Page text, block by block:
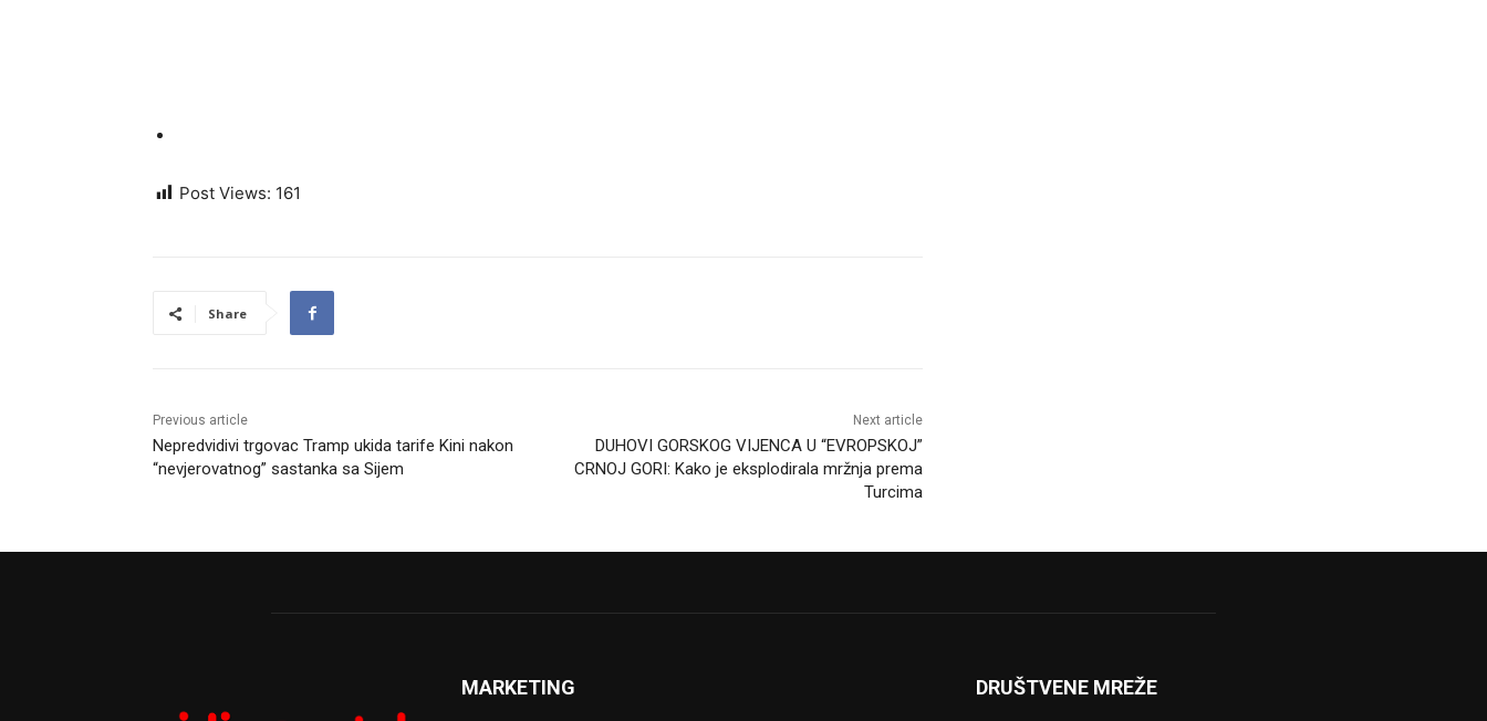
Post Views: 161
Share
Previous article
Nepredvidivi trgovac Tramp ukida tarife Kini nakon
“nevjerovatnog” sastanka sa Sijem
Next article
DUHOVI GORSKOG VIJENCA U “EVROPSKOJ”
CRNOJ GORI: Kako je eksplodirala mržnja prema
Turcima
MARKETING DRUŠTVENE MREŽE